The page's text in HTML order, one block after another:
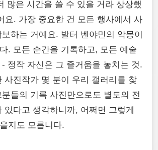
많은 시간을 쓸 수 있을 거라 상상했
요. 가장 중요한 건 모든 행사에서 사
하는 거예요. 발터 벤야민의 악몽이
. 모든 순간을 기록하고, 모든 예술
정작 자신은 그 즐거움을 놓치는 것.
사진작가 몇 분이 우리 갤러리를 찾
들의 기록 사진만으로도 별도의 전
있다고 생각하니까, 어쩌면 그렇게
지도 모릅니다.